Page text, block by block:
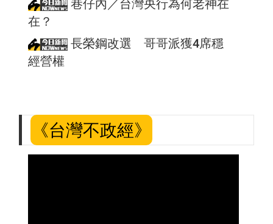
巷仔內／台灣央行為何老神在
在？
長榮鋼改選 哥哥派獲4席穩
經營權
《台灣不政經》